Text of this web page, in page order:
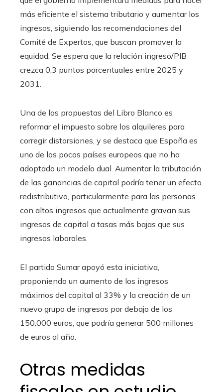
más eficiente el sistema tributario y aumentar los
ingresos, siguiendo las recomendaciones del
Comité de Expertos, que buscan promover la
equidad. Se espera que la relación ingreso/PIB
crezca 0,3 puntos porcentuales entre 2025 y
2031.
Una de las propuestas del Libro Blanco es
reformar el impuesto sobre los alquileres para
corregir distorsiones, y se destaca que España es
uno de los pocos países europeos que no ha
adoptado un modelo dual. Aumentar la tributación
de las ganancias de capital podría tener un efecto
redistributivo, particularmente para las personas
con altos ingresos que actualmente gravan sus
ingresos de capital a tasas más bajas que sus
ingresos laborales.
El partido Sumar apoyó esta iniciativa,
proponiendo un aumento de los ingresos
máximos del capital al 33% y la creación de un
nuevo grupo de ingresos por debajo de los
150.000 euros, que podría generar 500 millones
de euros al año.
Otras medidas